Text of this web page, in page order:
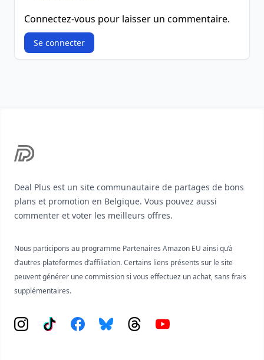
Connectez-vous pour laisser un commentaire.
Se connecter
Deal Plus est un site communautaire de partages de bons
plans et promotion en Belgique. Vous pouvez aussi
commenter et voter les meilleurs offres.
Nous participons au programme Partenaires Amazon EU ainsi qu’à
d’autres plateformes d’affiliation. Certains liens présents sur le site
peuvent générer une commission si vous effectuez un achat, sans frais
supplémentaires.
Instagram
Tiktok FacebookBlueskyThreadsYouTube